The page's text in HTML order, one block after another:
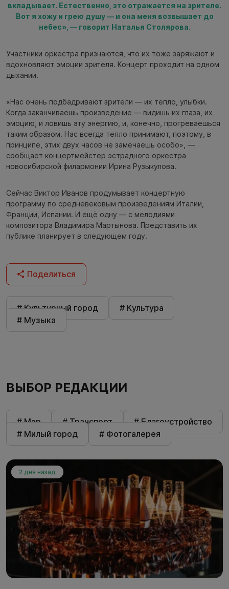
вкладывает. Естественно, это отражается на зрителе.
Вот я хожу и грею душу — и она меня возвышает до
небес», — говорит Наталья Столярова.
Участники оркестра признаются, что их тоже заряжают и
вдохновляют эмоции зрителя. Концерт проходит на одном
дыхании.
«Нас очень подбадривают зрители — их тепло, улыбки.
Когда заканчиваешь произведение — видишь их глаза, их
эмоцию, и ловишь эту энергию, и, конечно, прогреваешься
таким образом. Нас всегда тепло принимают, поэтому, в
принципе, этих двух часов не замечаешь особо», —
сообщает концертмейстер эстрадного оркестра
новосибирской филармонии Ирина Рузыкулова.
Сейчас Виктор Иванов продумывает концертную
программу по средневековым произведениям Италии,
Франции, Испании. И ещё одну — с мелодиями
композитора Владимира Мартынова. Представить их
публике планирует в следующем году.
Поделиться
# Культурный город
# Культура
# Музыка
ВЫБОР РЕДАКЦИИ
# Мэр # Транспорт
# Благоустройство
# Милый город
# Фотогалерея
2 дня назад